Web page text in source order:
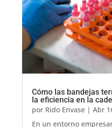
Cómo las bandejas
la eficiencia en la
por Rido Envase| Abr
En un entorno